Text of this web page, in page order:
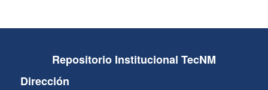
Repositorio Institucional TecNM
Dirección